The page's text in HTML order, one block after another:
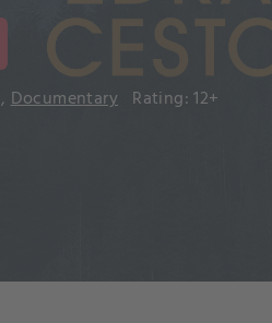
, Documentary Rating: 12+